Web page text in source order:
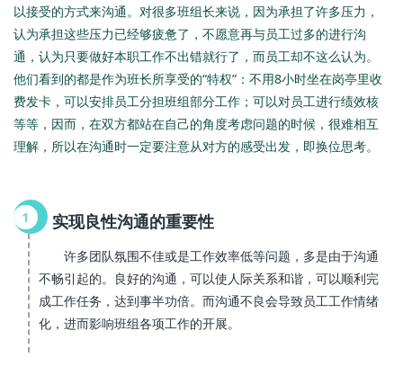
以接受的方式来沟通。对很多班组长来说，因为承担了许多压力，
认为承担这些压力已经够疲惫了，不愿意再与员工过多的进行沟
通，认为只要做好本职工作不出错就行了，而员工却不这么认为。
他们看到的都是作为班长所享受的“特权”：不用8小时坐在岗亭里收
费发卡，可以安排员工分担班组部分工作；可以对员工进行绩效核
等等，因而，在双方都站在自己的角度考虑问题的时候，很难相互
理解，所以在沟通时一定要注意从对方的感受出发，即换位思考。
1 实现良性沟通的重要性
许多团队氛围不佳或是工作效率低等问题，多是由于沟通
不畅引起的。良好的沟通，可以使人际关系和谐，可以顺利完
成工作任务，达到事半功倍。而沟通不良会导致员工工作情绪
化，进而影响班组各项工作的开展。